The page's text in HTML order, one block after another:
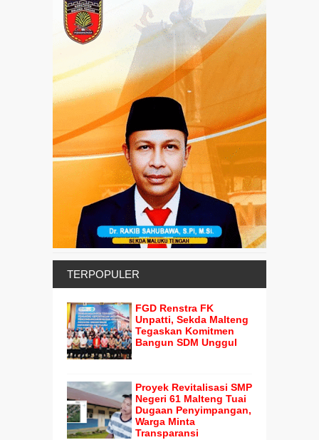
TERPOPULER
FGD Renstra FK
Unpatti, Sekda Malteng
Tegaskan Komitmen
Bangun SDM Unggul
Proyek Revitalisasi SMP
Negeri 61 Malteng Tuai
Dugaan Penyimpangan,
Warga Minta
Transparansi